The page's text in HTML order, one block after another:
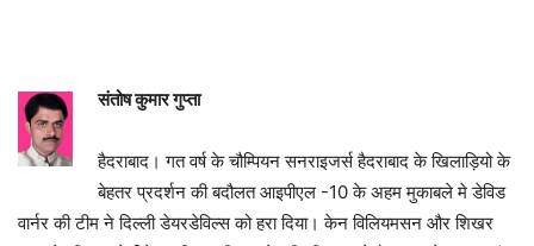
​संतोष कुमार गुप्ता
हैदराबाद। गत वर्ष के चौम्पियन सनराइजर्स हैदराबाद के खिलाड़ियो के
बेहतर प्रदर्शन की बदौलत आइपीएल -10 के अहम मुकाबले मे डेविड
वार्नर की टीम ने दिल्ली डेयरडेविल्स को हरा दिया। केन विलियमसन और शिखर